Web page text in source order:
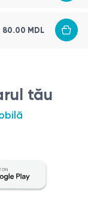
80.00 MDL
tău